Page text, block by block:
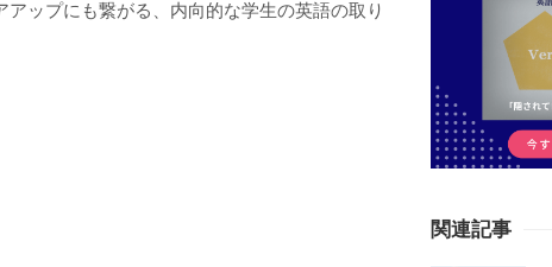
ップにも繋がる、内向的な学生の英語の取り
関連記事